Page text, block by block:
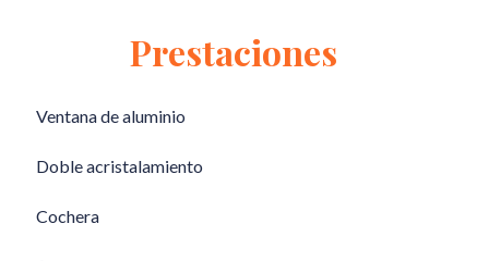
Prestaciones
Ventana de aluminio
Doble acristalamiento
Cochera